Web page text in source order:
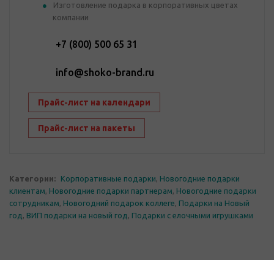
Изготовление подарка в корпоративных цветах
компании
+7 (800) 500 65 31
info@shoko-brand.ru
Прайс-лист на календари
Прайс-лист на пакеты
Категории: Корпоративные подарки, Новогодние подарки
клиентам, Новогодние подарки партнерам, Новогодние подарки
сотрудникам, Новогодний подарок коллеге, Подарки на Новый
год , ВИП подарки на новый год , Подарки с елочными игрушками